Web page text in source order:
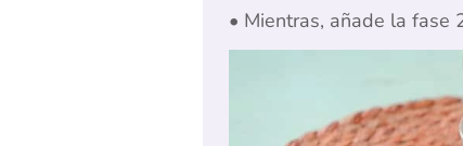
• Mientras, añade la fase